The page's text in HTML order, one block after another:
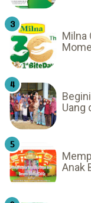
Milna
Uang
Anak